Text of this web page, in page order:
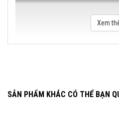
Xem
SẢN PHẨM KHÁC CÓ THỂ BẠN